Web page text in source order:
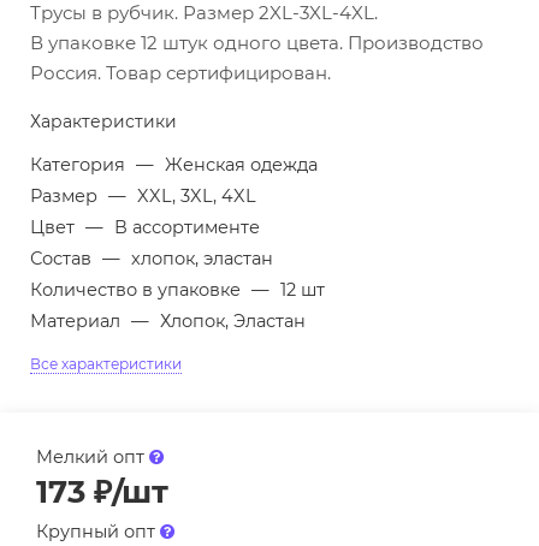
Трусы в рубчик. Размер 2XL-3XL-4XL.
В упаковке 12 штук одного цвета. Производство
Россия. Товар сертифицирован.
Характеристики
Категория — Женская одежда
Размер — XXL, 3XL, 4XL
Цвет — В ассортименте
Состав — хлопок, эластан
Количество в упаковке — 12 шт
Материал — Хлопок, Эластан
Все характеристики
Мелкий опт
173 ₽/шт
Крупный опт